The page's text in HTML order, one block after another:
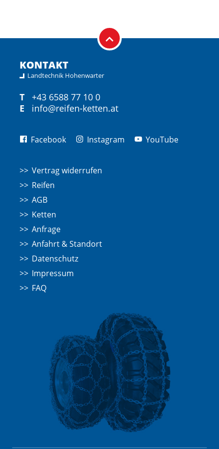
KONTAKT
Landtechnik Hohenwarter
T
+43 6588 77 10 0
E
info@reifen-ketten.at
Facebook Instagram YouTube
Vertrag widerrufen
Reifen
AGB
Ketten
Anfrage
Anfahrt & Standort
Datenschutz
Impressum
FAQ